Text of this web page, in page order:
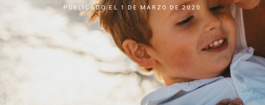
PUBLICADO EL 1 DE MARZO DE 2020